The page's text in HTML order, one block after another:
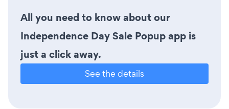
All you need to know about our
Independence Day Sale Popup app is
just a click away.
See the details